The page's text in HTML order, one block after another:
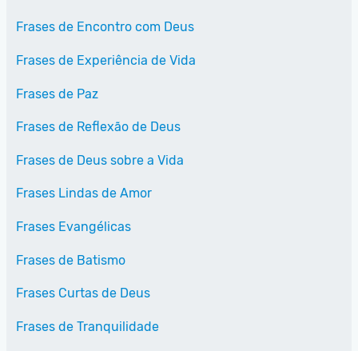
Frases de Encontro com Deus
Frases de Experiência de Vida
Frases de Paz
Frases de Reflexão de Deus
Frases de Deus sobre a Vida
Frases Lindas de Amor
Frases Evangélicas
Frases de Batismo
Frases Curtas de Deus
Frases de Tranquilidade